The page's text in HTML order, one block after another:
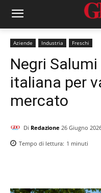
Aziende Industria Freschi
Negri
italiana per
mercato
Di Redazione 26 Giugno
Tempo di lettura: 1 minuti